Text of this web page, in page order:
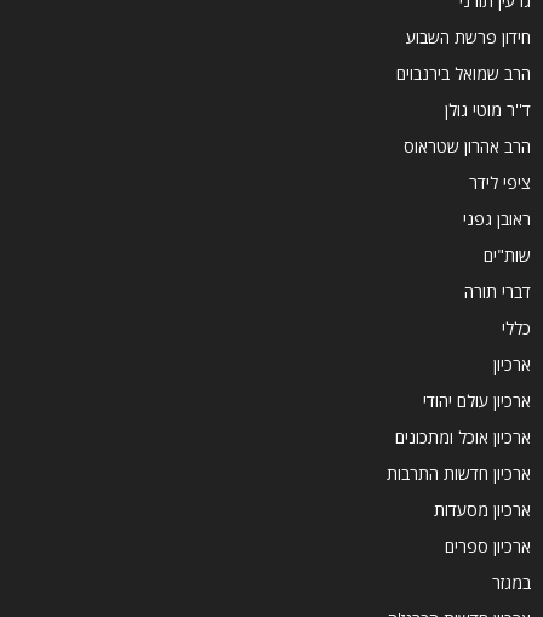
חידון פרשת השבוע
הרב שמואל בירנבוים
ד''ר מוטי גולן
הרב אהרון שטראוס
ציפי לידר
ראובן גפני
שות"ים
דברי תורה
כללי
ארכיון
ארכיון עולם יהודי
ארכיון אוכל ומתכונים
ארכיון חדשות התרבות
ארכיון מסעדות
ארכיון ספרים
במגזר